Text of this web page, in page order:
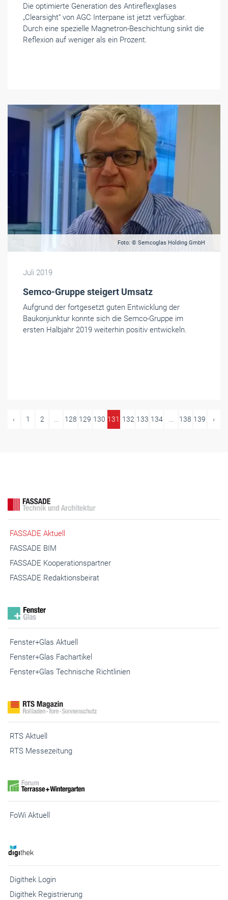
Die optimierte Generation des Antireflexglases
„Clearsight“ von AGC Interpane ist jetzt verfügbar.
Durch eine spezielle Magnetron-Beschichtung sinkt die
Reflexion auf weniger als ein Prozent.
Foto: © Semcoglas Holding GmbH
Juli 2019
Semco-Gruppe steigert Umsatz
Aufgrund der fortgesetzt guten Entwicklung der
Baukonjunktur konnte sich die Semco-Gruppe im
ersten Halbjahr 2019 weiterhin positiv entwickeln.
‹ 1 2 ... 128 129 130 131 132 133 134 ... 138 139 ›
FASSADE Aktuell
FASSADE BIM
FASSADE Kooperationspartner
FASSADE Redaktionsbeirat
Fenster+Glas Aktuell
Fenster+Glas Fachartikel
Fenster+Glas Technische Richtlinien
RTS Aktuell
RTS Messezeitung
FoWi Aktuell
Digithek Login
Digithek Registrierung